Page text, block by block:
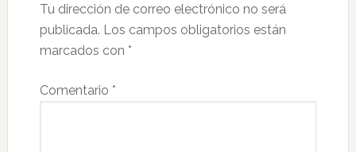
Tu dirección de correo electrónico no será
publicada. Los campos obligatorios están
marcados con *
Comentario *